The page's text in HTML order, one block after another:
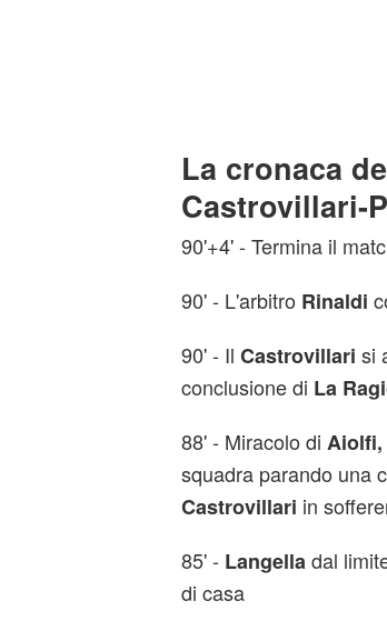
La cronaca
Castrovillari-
90'+4' - Termina il
90' - L'arbitro Rinaldi
90' - Il Castrovillari si
conclusione di La
88' - Miracolo di Aiolfi,
squadra parando una
Castrovillari in
85' - Langella dal
di casa